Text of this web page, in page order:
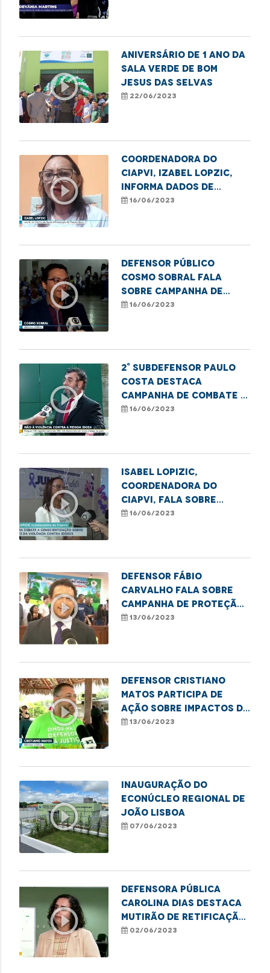
play_circle_outline
ANIVERSÁRIO DE 1 ANO DA
SALA VERDE DE BOM
JESUS DAS SELVAS
22/06/2023
play_circle_outline
Coordenadora do
CIAPVI, Izabel Lopzic,
informa dados de
violência contra
16/06/2023
play_circle_outline
Defensor público
Cosmo Sobral fala
sobre Campanha de
Combate à Violência
16/06/2023
play_circle_outline
2° Subdefensor Paulo
Costa destaca
campanha de combate à
violência contra a
16/06/2023
play_circle_outline
Isabel Lopizic,
coordenadora do
CIAPVI, fala sobre
medidas de combate à
16/06/2023
play_circle_outline
Defensor Fábio
Carvalho fala sobre
campanha de proteção
à infância e combate ao
13/06/2023
play_circle_outline
Defensor Cristiano
Matos participa de
ação sobre impactos do
lixo nas praias do
13/06/2023
play_circle_outline
Inauguração do
Econúcleo Regional de
João Lisboa
07/06/2023
play_circle_outline
Defensora pública
Carolina Dias destaca
mutirão de retificação
de nome e gênero em
02/06/2023